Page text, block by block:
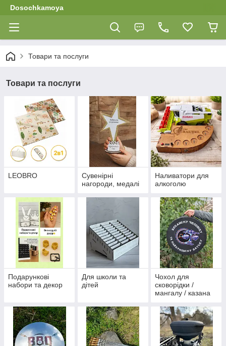
Dosochkamoya
Товари та послуги
Товари та послуги
LEOBRO
Сувенірні
нагороди, медалі
Наливатори для
алкоголю
Подарункові
набори та декор
Для школи та
дітей
Чохол для
сковорідки /
мангалу / казана